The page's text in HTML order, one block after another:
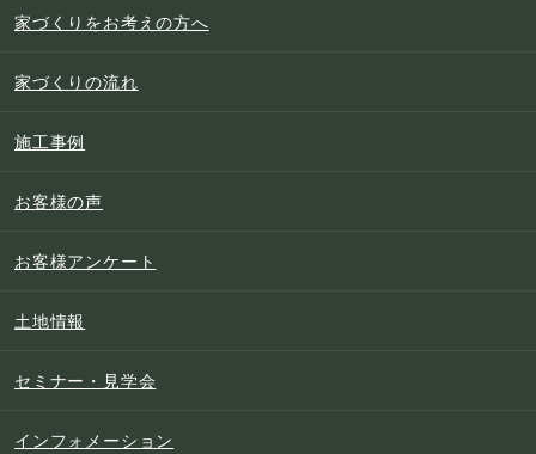
家づくりをお考えの方へ
家づくりの流れ
施工事例
お客様の声
お客様アンケート
土地情報
セミナー・見学会
インフォメーション